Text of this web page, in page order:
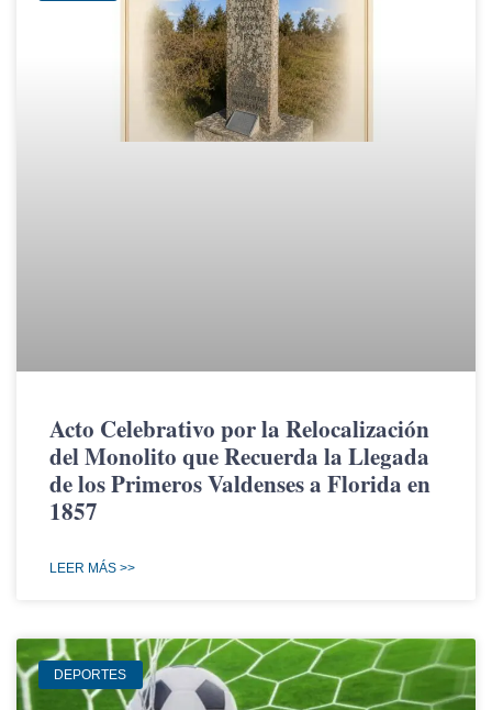
Acto Celebrativo por la Relocalización
del Monolito que Recuerda la Llegada
de los Primeros Valdenses a Florida en
1857
LEER MÁS >>
DEPORTES